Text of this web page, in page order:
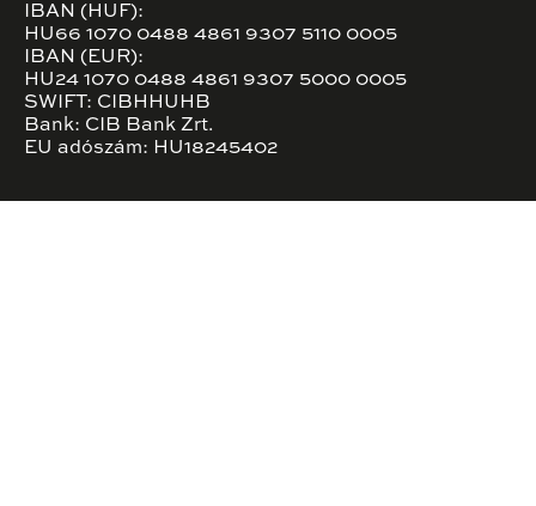
IBAN (HUF):
HU66 1070 0488 4861 9307 5110 0005
IBAN (EUR):
HU24 1070 0488 4861 9307 5000 0005
SWIFT: CIBHHUHB
Bank: CIB Bank Zrt.
EU adószám: HU18245402